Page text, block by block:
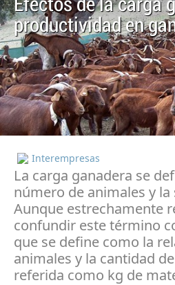
Efectos de la carga
productividad en
Interempresas
La carga ganadera se
número de animales y
Aunque estrechamente
confundir este término
que se define como la
animales y la cantidad
referida como kg de